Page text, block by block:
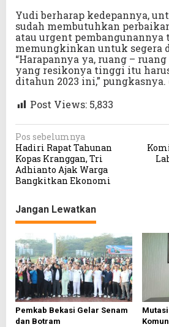
Yudi berharap kedepannya,
sudah membutuhkan
atau urgent pembangunannya
memungkinkan untuk segera
“Harapannya ya, ruang –
yang resikonya tinggi itu
ditahun 2023 ini,” pungkasnya.
Post Views: 5,833
N
a
v
i
g
a
s
i
p
o
s
Pos sebelumnya
Hadiri Rapat Tahunan
Kopas Kranggan, Tri
Adhianto Ajak Warga
Bangkitkan Ekonomi
Jangan Lewatkan
Pemkab Bekasi Gelar Senam
dan Botram
Mutasi